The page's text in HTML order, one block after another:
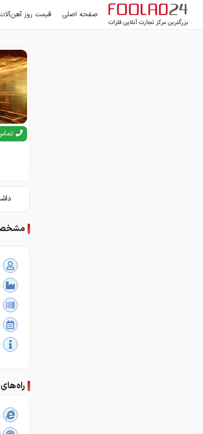
صفحه اصلی قیمت روز آهن‌آلات